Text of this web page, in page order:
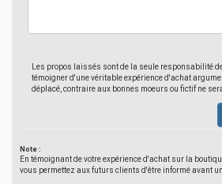
Les propos laissés sont de la seule responsabilité
témoigner d'une véritable expérience d'achat
déplacé, contraire aux bonnes moeurs ou fictif ne
Note :
En témoignant de votre expérience d'achat sur la
vous permettez aux futurs clients d'être informé avant